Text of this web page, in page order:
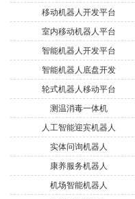
移动机器人开发平台
室内移动机器人平台
智能机器人开发平台
智能机器人底盘开发
轮式机器人移动平台
测温消毒一体机
人工智能迎宾机器人
实体问询机器人
康养服务机器人
机场智能机器人